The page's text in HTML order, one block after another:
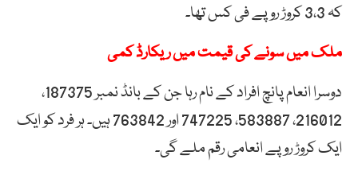
کہ 3،3 کروڑ روپے فی کس تھا۔
ملک میں سونے کی قیمت میں ریکارڈ کمی
دوسرا انعام پانچ افراد کے نام رہا جن کے بانڈ نمبر 187375،
216012، 583887، 747225 اور 763842 ہیں۔ ہر فرد کو ایک
ایک کروڑ روپے انعامی رقم ملے گی۔